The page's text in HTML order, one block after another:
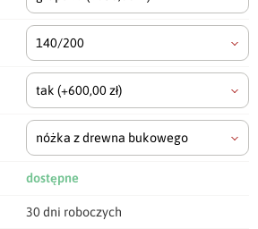
140/200
tak (+600,00 zł)
nóżka z drewna bukowego
dostępne
30 dni roboczych